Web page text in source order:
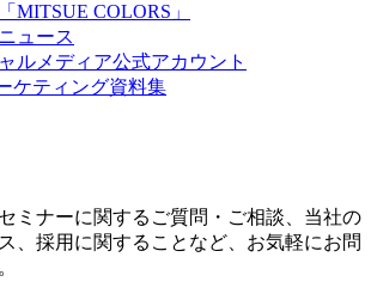
MITSUE COLORS」
ュース
ルメディア公式アカウント
ケティング資料集
ミナーに関するご質問・ご相談、当社の
、採用に関することなど、お気軽にお問